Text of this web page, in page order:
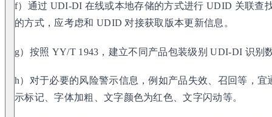
f）通过 UDI-DI 在线或本地存储的方式进行 UDID 关联查
的方式，应考虑和 UDID 对接获取版本更新信息。
g）按照 YY/T 1943，建立不同产品包装级别 UDI-DI 识别
h）对于必要的风险警示信息，例如产品失效、召回等，
示标记、字体加粗、文字颜色为红色、文字闪动等。